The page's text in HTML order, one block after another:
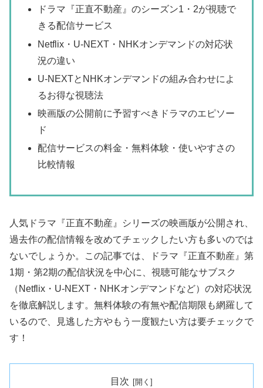
ドラマ『正直不動産』のシーズン1・2が視聴で
きる配信サービス
Netflix・U-NEXT・NHKオンデマンドの対応状
況の違い
U-NEXTとNHKオンデマンドの組み合わせによ
るお得な視聴法
映画版の公開前に予習すべきドラマのエピソー
ド
配信サービスの料金・無料体験・使いやすさの
比較情報
人気ドラマ『正直不動産』シリーズの映画版が公開され、
過去作の配信情報を改めてチェックしたい方も多いのでは
ないでしょうか。この記事では、ドラマ『正直不動産』第
1期・第2期の配信状況を中心に、視聴可能なサブスク
（Netflix・U-NEXT・NHKオンデマンドなど）の対応状況
を徹底解説します。無料体験の有無や配信期限も網羅して
いるので、見逃した方やもう一度観たい方は要チェックで
す！
目次